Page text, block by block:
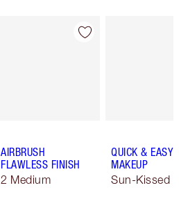
AIRBRUSH
FLAWLESS FINISH
2 Medium
QUICK & EASY
MAKEUP
Sun-Kissed